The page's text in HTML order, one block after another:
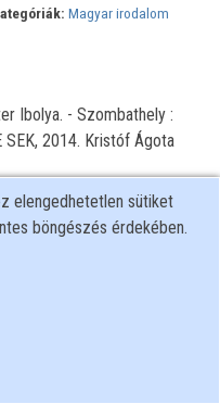
Magyar irodalom
Ibolya. - Szombathely :
SEK, 2014. Kristóf Ágota
elengedhetetlen sütiket
böngészés érdekében.